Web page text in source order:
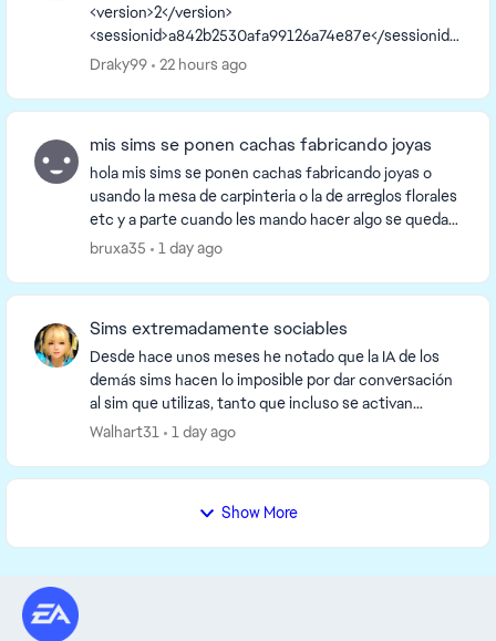
<version>2</version>
<sessionid>a842b2530afa99126a74e87e</sessionid>
<type>desync</type>
<createtime>2026-08-06 16:09:38</createti...
Draky99 22 hours ago
mis sims se ponen cachas fabricando joyas
hola mis sims se ponen cachas fabricando joyas o
usando la mesa de carpinteria o la de arreglos florales
etc y a parte cuando les mando hacer algo se quedan
parados tardan en moverse y en los ordena...
bruxa35 1 day ago
Sims extremadamente sociables
Desde hace unos meses he notado que la IA de los
demás sims hacen lo imposible por dar conversación
al sim que utilizas, tanto que incluso se activan
conversaciones estando el sim controlado en una h...
Walhart31 1 day ago
Show More